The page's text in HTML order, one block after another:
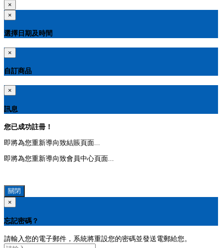
×
×
選擇日期及時間
×
自訂商品
×
訊息
您已成功註冊！
即將為您重新導向致結賬頁面...
即將為您重新導向致會員中心頁面...
關閉
×
忘記密碼？
請輸入您的電子郵件，系統將重設您的密碼並發送電郵給您。